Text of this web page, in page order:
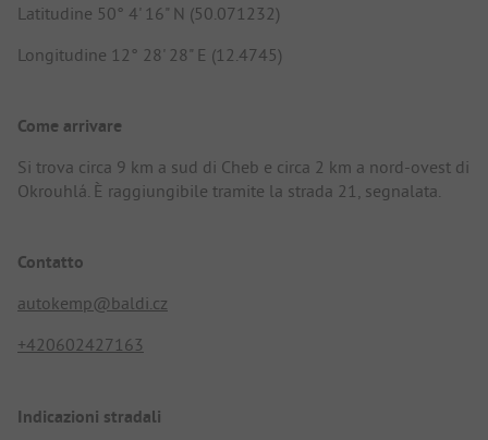
Latitudine 50° 4' 16" N (50.071232)
Longitudine 12° 28' 28" E (12.4745)
Come arrivare
Si trova circa 9 km a sud di Cheb e circa 2 km a nord-ovest di
Okrouhlá. È raggiungibile tramite la strada 21, segnalata.
Contatto
autokemp@baldi.cz
+420602427163
Indicazioni stradali